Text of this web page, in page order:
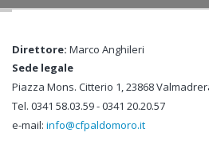
Direttore: Marco Anghileri
Sede legale
Piazza Mons. Citterio 1, 23868
Tel. 0341 58.03.59 - 0341 20.20.57
e-mail: info@cfpaldomoro.it